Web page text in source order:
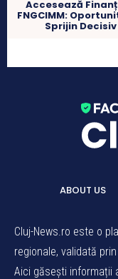
Accesează
FNGCIMM:
Sprijin Decisiv
ABOUT US
Cluj-News.ro este o
regionale, validată
Aici găsești informații